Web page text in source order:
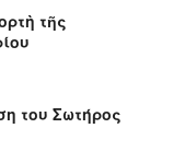
τῆς
του Σωτήρος